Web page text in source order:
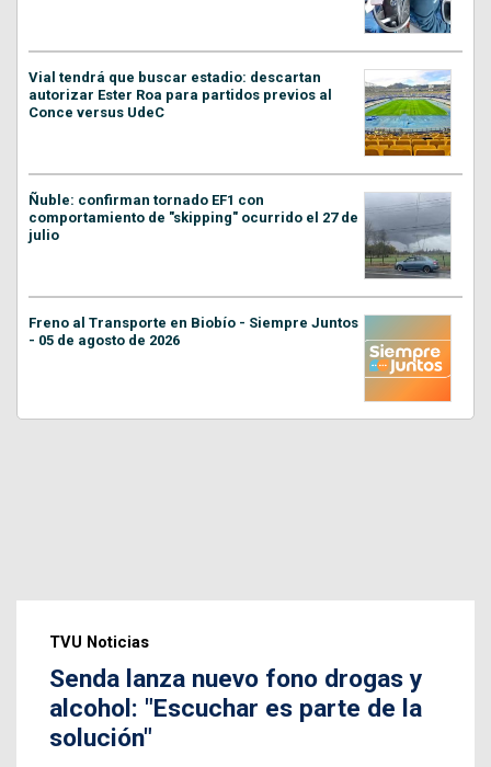
Vial tendrá que buscar estadio: descartan
autorizar Ester Roa para partidos previos al
Conce versus UdeC
Ñuble: confirman tornado EF1 con
comportamiento de "skipping" ocurrido el 27 de
julio
Freno al Transporte en Biobío - Siempre Juntos
- 05 de agosto de 2026
TVU Noticias
Senda lanza nuevo fono drogas y
alcohol: "Escuchar es parte de la
solución"